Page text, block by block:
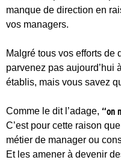
manque de direction en
vos managers.
Malgré tous vos efforts de
parvenez pas aujourd’hui
établis, mais vous savez
Comme le dit l’adage, “on
C’est pour cette raison
métier de manager ou
Et les amener à devenir